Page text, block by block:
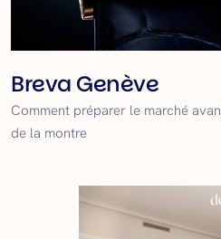
Breva Genève
Comment préparer le marché
de la montre